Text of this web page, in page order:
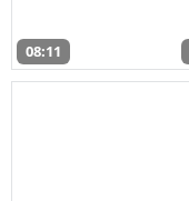
08:11